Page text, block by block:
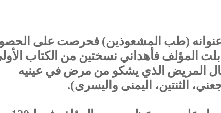
عنوانه (طب المشعوذين) ‏فحرصت ‏على
المؤلف فأهداني نسختين من الكتاب
قال المريض الذي يشكو من مرض في عينيه
الثنتين، اليمنى واليسرى).